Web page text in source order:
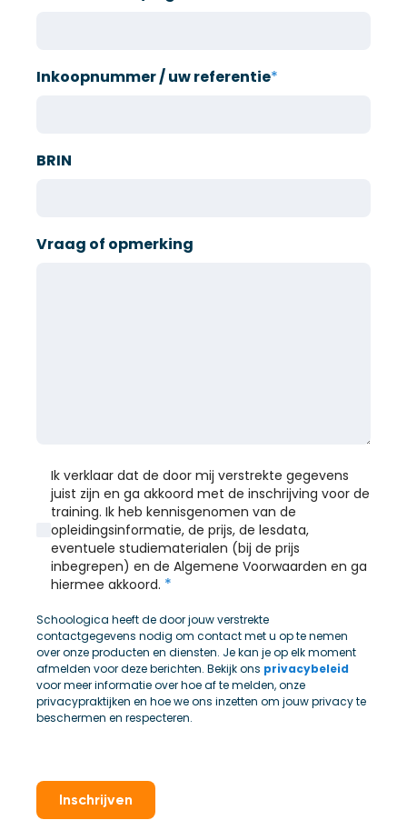
Inkoopnummer / uw referentie*
BRIN
Vraag of opmerking
Ik verklaar dat de door mij verstrekte gegevens
juist zijn en ga akkoord met de inschrijving voor de
training. Ik heb kennisgenomen van de
opleidingsinformatie, de prijs, de lesdata,
eventuele studiematerialen (bij de prijs
inbegrepen) en de Algemene Voorwaarden en ga
hiermee akkoord. *
Schoologica heeft de door jouw verstrekte
contactgegevens nodig om contact met u op te nemen
over onze producten en diensten. Je kan je op elk moment
afmelden voor deze berichten. Bekijk ons privacybeleid
voor meer informatie over hoe af te melden, onze
privacypraktijken en hoe we ons inzetten om jouw privacy te
beschermen en respecteren.
Inschrijven